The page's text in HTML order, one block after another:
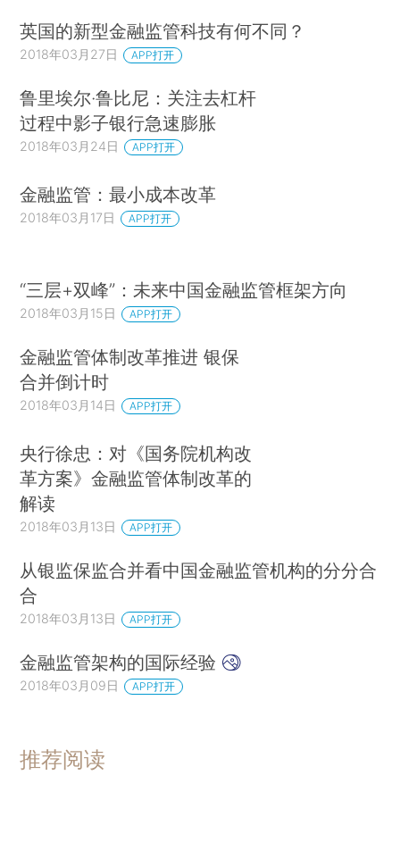
英国的新型金融监管科技有何不同？
2018年03月27日 APP打开
鲁里埃尔·鲁比尼：关注去杠杆
过程中影子银行急速膨胀
2018年03月24日 APP打开
金融监管：最小成本改革
2018年03月17日 APP打开
“三层+双峰”：未来中国金融监管框架方向
2018年03月15日 APP打开
金融监管体制改革推进 银保
合并倒计时
2018年03月14日 APP打开
央行徐忠：对《国务院机构改
革方案》金融监管体制改革的
解读
2018年03月13日 APP打开
从银监保监合并看中国金融监管机构的分分合
合
2018年03月13日 APP打开
金融监管架构的国际经验
2018年03月09日 APP打开
推荐阅读